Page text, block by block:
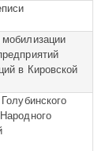
в Кировской